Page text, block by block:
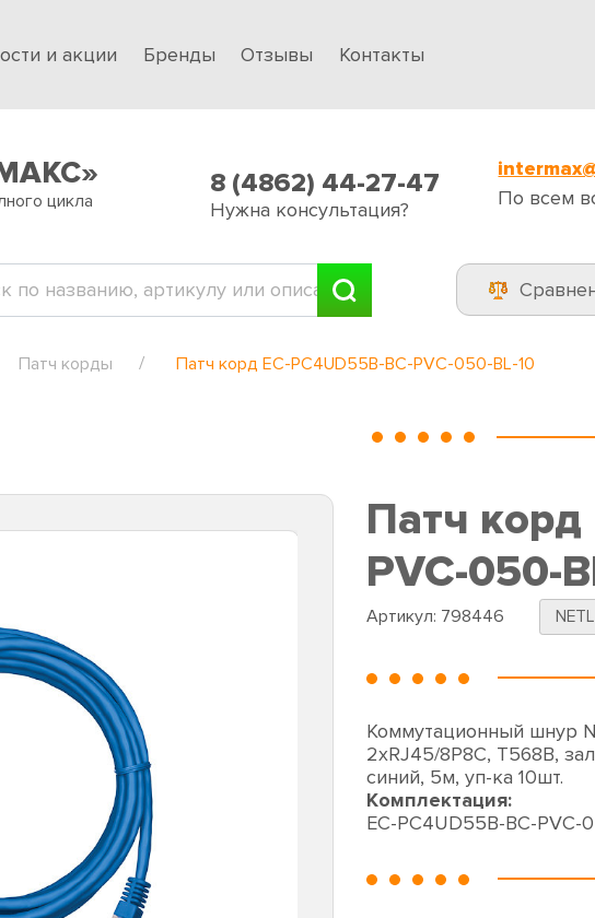
и акции Бренды Отзывы Контакты
цикла
8 (4862) 44-27-47
Нужна консультация?
По всем
Патч корды Патч корд EC-PC4UD55B-BC-PVC-050-BL-10
Патч корд
PVC-050-
Артикул: 798446
Коммутационный шнур
2хRJ45/8P8C, T568B,
синий, 5м, уп-ка 10шт.
Комплектация:
EC-PC4UD55B-BC-PVC-